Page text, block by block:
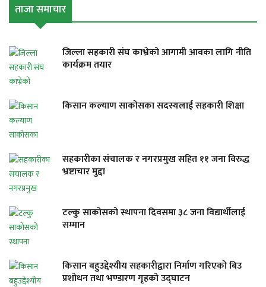
ताजा समाचार
जिल्ला सहकारी संघ काभ्रेको आगामी आवका लागि नीति
कार्यक्रम तयार
किसान कल्याण साकोसका सदस्यलाई सहकारी शिक्षा
सहकारीका संचालक र नगरप्रमुख सहित ११ जना विरुद्ध
भ्रष्टाचार मुद्दा
टल्कु साकोसको स्थापना दिवसमा ३८ जना विद्यार्थीलाई
सम्मान
किसान बहुउद्देश्यीय सहकारीद्वारा निर्माण गरिएको बिउ
प्रशोधन तथा भण्डारण गृहको उद्घाटन